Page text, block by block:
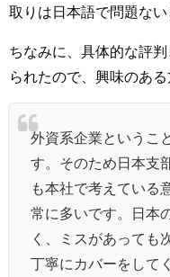
取りは日本語で問題ない
ちなみに、具体的な評
られたので、興味のある
外資系企業というこ
す。そのため日本支
も本社で考えている
常に多いです。日本
く、ミスがあっても
丁寧にカバーをして